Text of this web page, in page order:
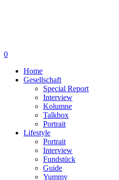
0
Home
Gesellschaft
Special Report
Interview
Kolumne
Talkbox
Portrait
Lifestyle
Portrait
Interview
Fundstück
Guide
Yummy